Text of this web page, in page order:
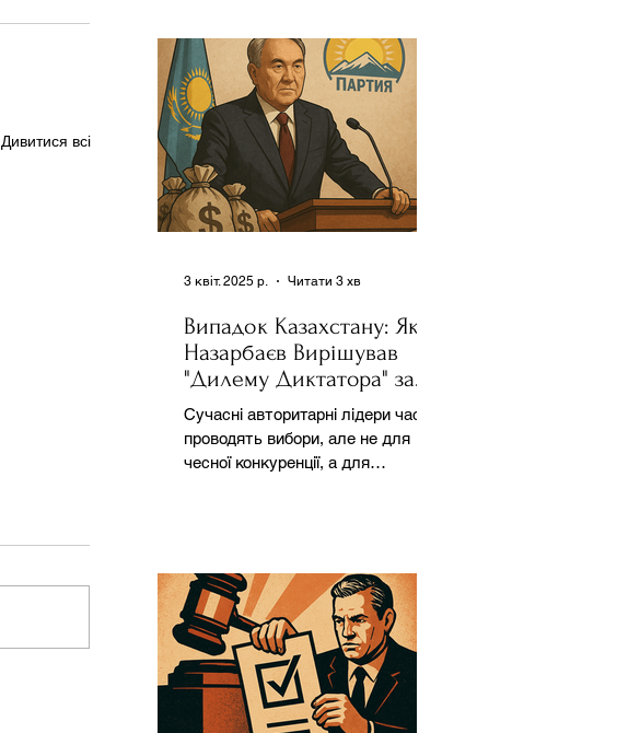
Дивитися всі
Випадок Казахстану: Як
Назарбаєв Вирішував
"Дилему Диктатора" за
Допомогою Ресурсів та
Партії
Сучасні авторитарні лідери часто
проводять вибори, але не для
чесної конкуренції, а для
3 квіт. 2025 р. Читати 3 хв